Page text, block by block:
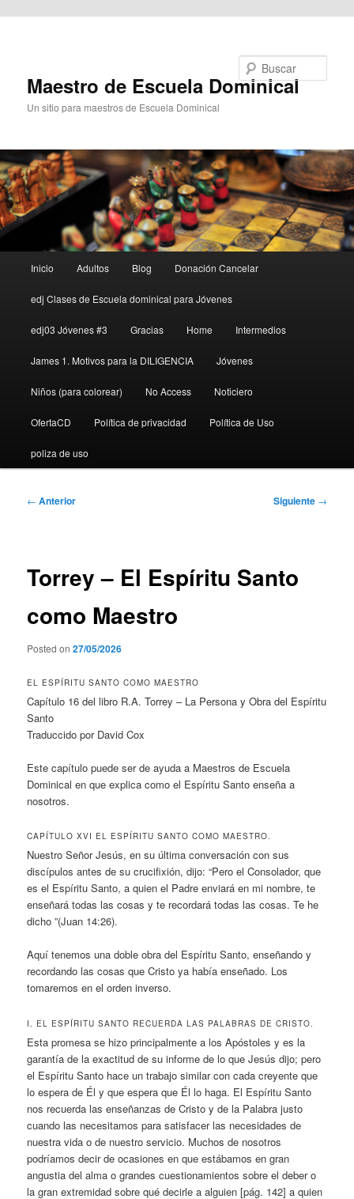
Maestro de Escuela Dominical
Un sitio para maestros de Escuela Dominical
principal
Inicio Adultos Blog Donación Cancelar
edj Clases de Escuela dominical para Jóvenes
edj03 Jóvenes #3 Gracias Home Intermedios
James 1. Motivos para la DILIGENCIA Jóvenes
Niños (para colorear) No Access Noticiero
OfertaCD Política de privacidad Política de Uso
poliza de uso
Navegación
← Anterior Siguiente →
Torrey – El Espíritu Santo
como Maestro
Posted on27/05/2026
EL ESPÍRITU SANTO COMO MAESTRO
Capítulo 16 del libro R.A. Torrey – La Persona y Obra del Espíritu
Santo
Traduccido por David Cox
Este capítulo puede ser de ayuda a Maestros de Escuela
Dominical en que explica como el Espíritu Santo enseña a
nosotros.
CAPÍTULO XVI EL ESPÍRITU SANTO COMO MAESTRO.
Nuestro Señor Jesús, en su última conversación con sus
discípulos antes de su crucifixión, dijo: “Pero el Consolador, que
es el Espíritu Santo, a quien el Padre enviará en mi nombre, te
enseñará todas las cosas y te recordará todas las cosas. Te he
dicho ”(Juan 14:26).
Aquí tenemos una doble obra del Espíritu Santo, enseñando y
recordando las cosas que Cristo ya había enseñado. Los
tomaremos en el orden inverso.
I. EL ESPÍRITU SANTO RECUERDA LAS PALABRAS DE CRISTO.
Esta promesa se hizo principalmente a los Apóstoles y es la
garantía de la exactitud de su informe de lo que Jesús dijo; pero
el Espíritu Santo hace un trabajo similar con cada creyente que
lo espera de Él y que espera que Él lo haga. El Espíritu Santo
nos recuerda las enseñanzas de Cristo y de la Palabra justo
cuando las necesitamos para satisfacer las necesidades de
nuestra vida o de nuestro servicio. Muchos de nosotros
podríamos decir de ocasiones en que estábamos en gran
angustia del alma o grandes cuestionamientos sobre el deber o
la gran extremidad sobre qué decirle a alguien [pág. 142] a quien